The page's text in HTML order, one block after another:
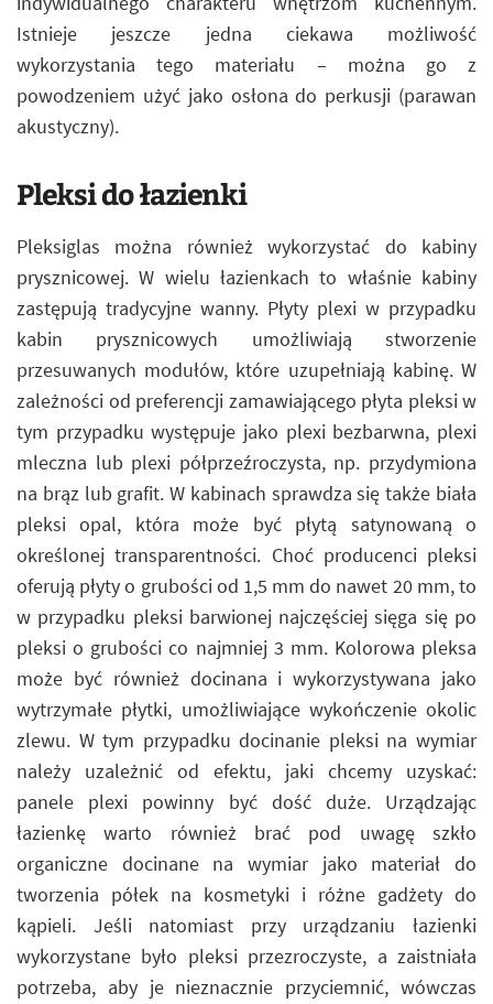
Istnieje jeszcze jedna ciekawa możliwość
wykorzystania tego materiału – można go z
powodzeniem użyć jako osłona do perkusji (parawan
akustyczny).
Pleksi do łazienki
Pleksiglas można również wykorzystać do kabiny
prysznicowej. W wielu łazienkach to właśnie kabiny
zastępują tradycyjne wanny. Płyty plexi w przypadku
kabin prysznicowych umożliwiają stworzenie
przesuwanych modułów, które uzupełniają kabinę. W
zależności od preferencji zamawiającego płyta pleksi w
tym przypadku występuje jako plexi bezbarwna, plexi
mleczna lub plexi półprzeźroczysta, np. przydymiona
na brąz lub grafit. W kabinach sprawdza się także biała
pleksi opal, która może być płytą satynowaną o
określonej transparentności. Choć producenci pleksi
oferują płyty o grubości od 1,5 mm do nawet 20 mm, to
w przypadku pleksi barwionej najczęściej sięga się po
pleksi o grubości co najmniej 3 mm. Kolorowa pleksa
może być również docinana i wykorzystywana jako
wytrzymałe płytki, umożliwiające wykończenie okolic
zlewu. W tym przypadku docinanie pleksi na wymiar
należy uzależnić od efektu, jaki chcemy uzyskać:
panele plexi powinny być dość duże. Urządzając
łazienkę warto również brać pod uwagę szkło
organiczne docinane na wymiar jako materiał do
tworzenia półek na kosmetyki i różne gadżety do
kąpieli. Jeśli natomiast przy urządzaniu łazienki
wykorzystane było pleksi przezroczyste, a zaistniała
potrzeba, aby je nieznacznie przyciemnić, wówczas